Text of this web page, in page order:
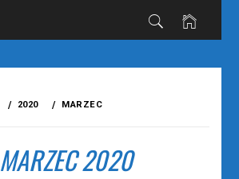
2020 MARZEC
MARZEC 2020